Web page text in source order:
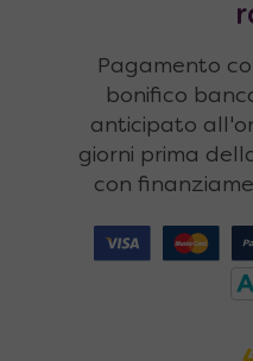
Pagamento
bonifico
anticipato
giorni prima
con